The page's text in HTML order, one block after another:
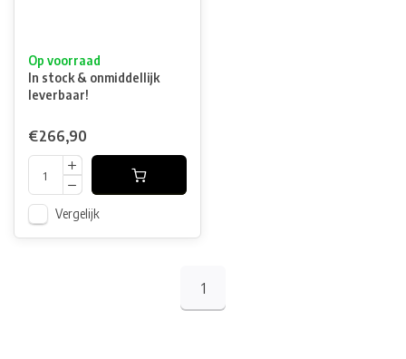
Op voorraad
In stock & onmiddellijk
leverbaar!
€266,90
Vergelijk
1